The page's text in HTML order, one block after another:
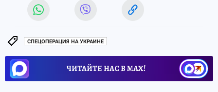
СПЕЦОПЕРАЦИЯ НА УКРАИНЕ
ЧИТАЙТЕ НАС В МАХ!